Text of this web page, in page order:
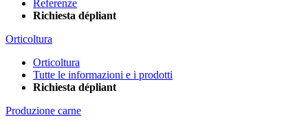
Referenze
Richiesta dépliant
Orticoltura
Orticoltura
Tutte le informazioni e i prodotti
Richiesta dépliant
Produzione carne